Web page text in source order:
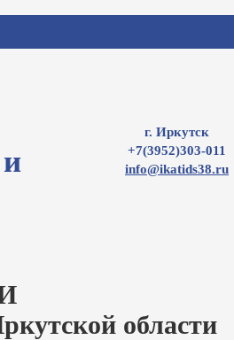
г. Иркутск
+7(3952)303-011
info@ikatids38.ru
области